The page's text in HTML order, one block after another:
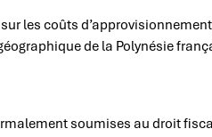
sur les coûts
de la Polynésie
soumises au droit